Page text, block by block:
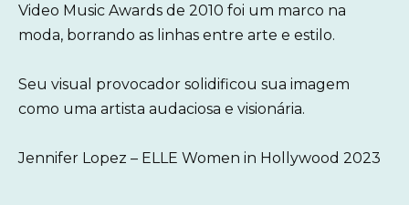
Video Music Awards de 2010 foi um marco na
moda, borrando as linhas entre arte e estilo.
Seu visual provocador solidificou sua imagem
como uma artista audaciosa e visionária.
Jennifer Lopez – ELLE Women in Hollywood 2023